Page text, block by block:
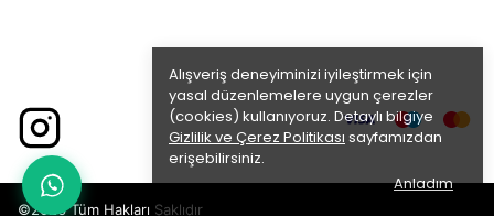
Alışveriş deneyiminizi iyileştirmek için
yasal düzenlemelere uygun çerezler
(cookies) kullanıyoruz. Detaylı bilgiye
Gizlilik ve Çerez Politikası sayfamızdan
erişebilirsiniz.
Anladım
©2026 Tüm Hakları Saklıdır